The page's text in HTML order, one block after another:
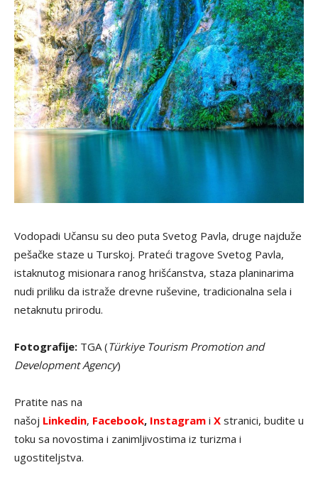
Vodopadi Učansu su deo puta Svetog Pavla, druge najduže
pešačke staze u Turskoj. Prateći tragove Svetog Pavla,
istaknutog misionara ranog hrišćanstva, staza planinarima
nudi priliku da istraže drevne ruševine, tradicionalna sela i
netaknutu prirodu.
Fotografije: TGA (Türkiye Tourism Promotion and
Development Agency)
Pratite nas na
našoj Linkedin, Facebook, Instagram i X stranici, budite u
toku sa novostima i zanimljivostima iz turizma i
ugostiteljstva.